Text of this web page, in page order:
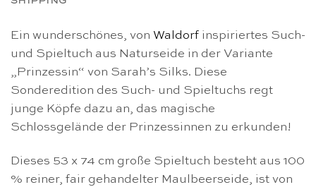
Ein wunderschönes, von Waldorf inspiriertes Such-
und Spieltuch aus Naturseide in der Variante
„Prinzessin“ von Sarah’s Silks. Diese
Sonderedition des Such- und Spieltuchs regt
junge Köpfe dazu an, das magische
Schlossgelände der Prinzessinnen zu erkunden!
Dieses 53 x 74 cm große Spieltuch besteht aus 100
% reiner, fair gehandelter Maulbeerseide, ist von